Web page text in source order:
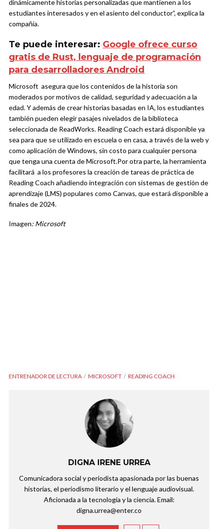
dinámicamente historias personalizadas que mantienen a los
estudiantes interesados ​​y en el asiento del conductor”, explica la
compañía.
Te puede interesar: Google ofrece curso
gratis de Rust, lenguaje de programación
para desarrolladores Android
Microsoft asegura que los contenidos de la historia son
moderados por motivos de calidad, seguridad y adecuación a la
edad. Y además de crear historias basadas en IA, los estudiantes
también pueden elegir pasajes nivelados de la biblioteca
seleccionada de ReadWorks. Reading Coach estará disponible ya
sea para que se utilizado en escuela o en casa, a través de la web y
como aplicación de Windows, sin costo para cualquier persona
que tenga una cuenta de Microsoft.Por otra parte, la herramienta
facilitará a los profesores la creación de tareas de práctica de
Reading Coach añadiendo integración con sistemas de gestión de
aprendizaje (LMS) populares como Canvas, que estará disponible a
finales de 2024.
Imagen: Microsoft
ENTRENADOR DE LECTURA MICROSOFT READING COACH
DIGNA IRENE URREA
Comunicadora social y periodista apasionada por las buenas
historias, el periodismo literario y el lenguaje audiovisual.
Aficionada a la tecnología y la ciencia. Email:
digna.urrea@enter.co